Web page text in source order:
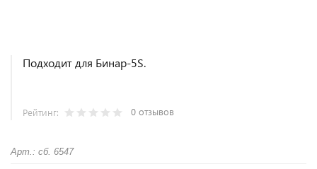
Подходит для Бинар-5S.
Рейтинг: 0 отзывов
Арт.: сб. 6547